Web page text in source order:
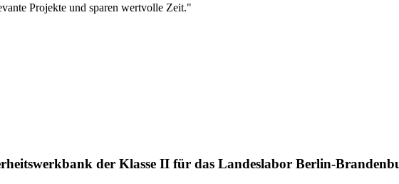
Projekte und sparen wertvolle Zeit."
der Klasse II für das Landeslabor Berlin-